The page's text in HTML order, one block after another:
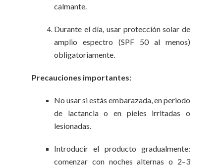
calmante.
Durante el día, usar protección solar de
amplio espectro (SPF 50 al menos)
obligatoriamente.
Precauciones importantes:
No usar si estás embarazada, en periodo
de lactancia o en pieles irritadas o
lesionadas.
Introducir el producto gradualmente:
comenzar con noches alternas o 2–3